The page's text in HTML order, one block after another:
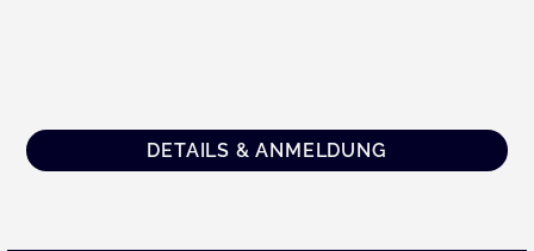
DETAILS & ANMELDUNG